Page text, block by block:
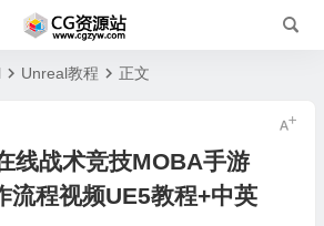
Unreal教程 正文
线战术竞技MOBA手游
流程视频UE5教程+中英